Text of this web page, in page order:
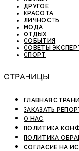
ДРУГОЕ
КРАСОТА
ЛИЧНОСТЬ
МОДА
ОТДЫХ
СОБЫТИЯ
СОВЕТЫ
СПОРТ
СТРАНИЦЫ
ГЛАВНАЯ
ЗАКАЗАТЬ
О НАС
ПОЛИТИКА
ПОЛИТИКА
СОГЛАСИЕ НА